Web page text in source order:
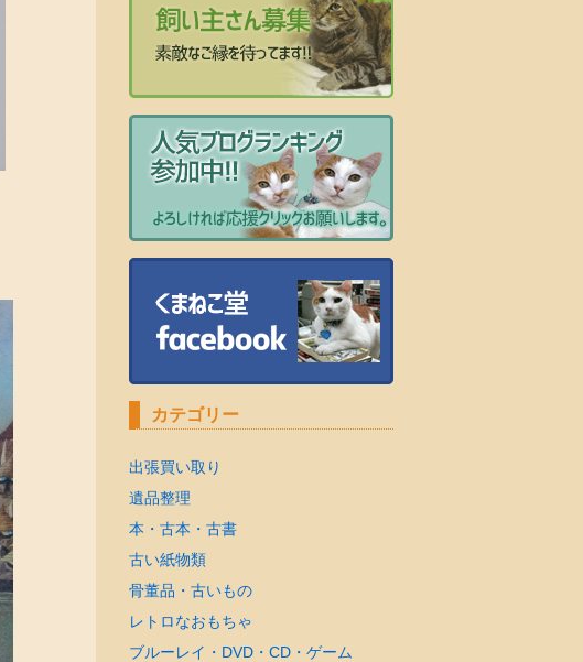
カテゴリー
出張買い取り
遺品整理
本・古本・古書
古い紙物類
骨董品・古いもの
レトロなおもちゃ
ブルーレイ・DVD・CD・ゲーム